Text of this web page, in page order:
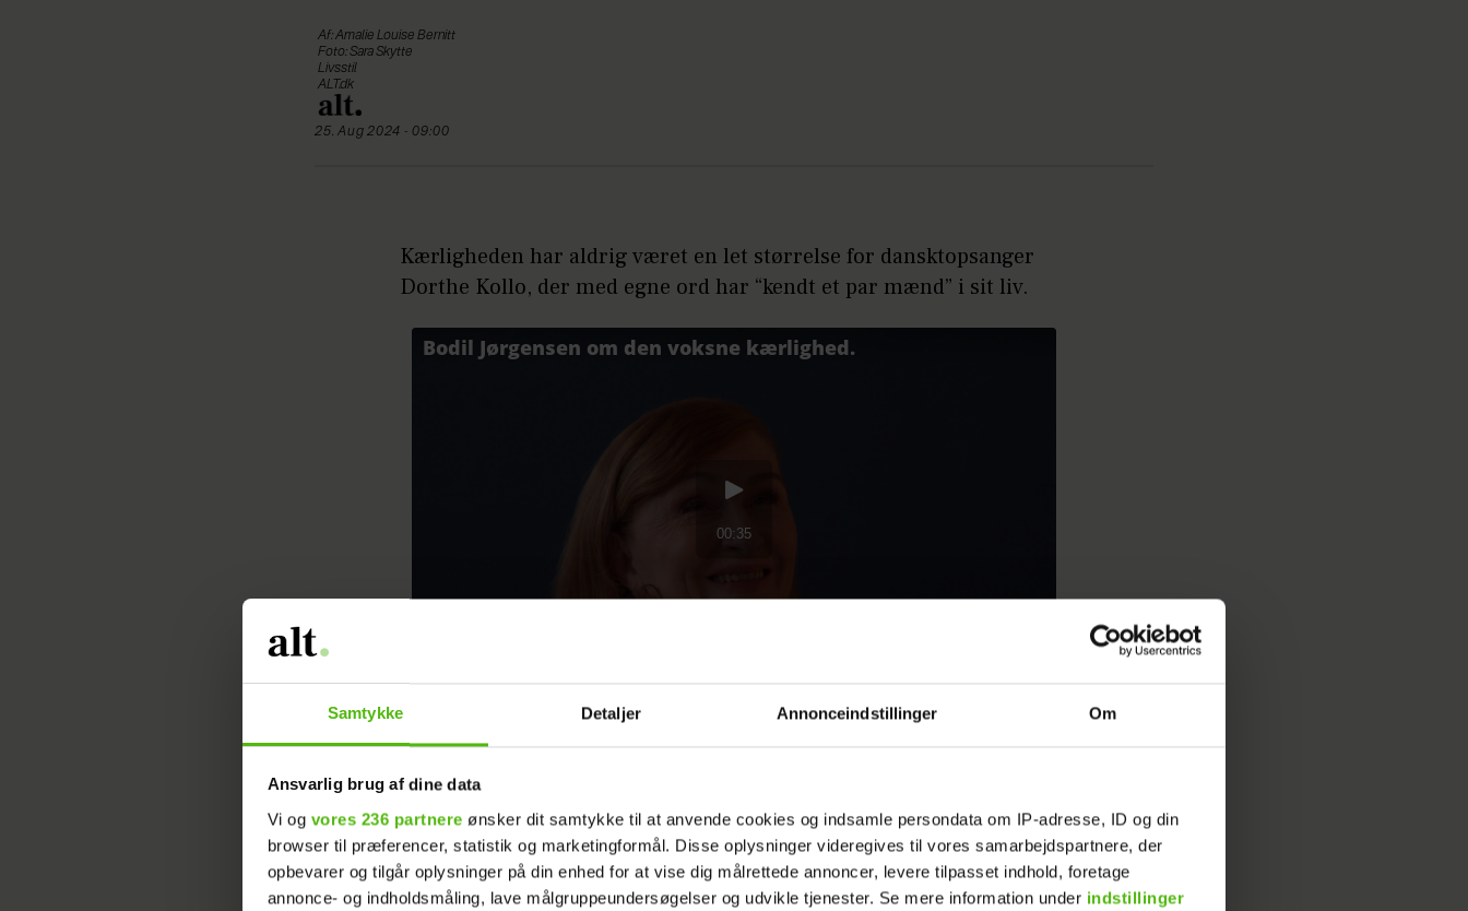
Samtykke Detaljer Annonceindstillinger Om
Ansvarlig brug af dine data
Vi og vores 236 partnere ønsker dit samtykke til at anvende cookies og indsamle persondata om IP-adresse, ID og din
browser til præferencer, statistik og marketingformål. Disse oplysninger videregives til vores samarbejdspartnere, der
opbevarer og tilgår oplysninger på din enhed for at vise dig målrettede annoncer, levere tilpasset indhold, foretage
annonce- og indholdsmåling, lave målgruppeundersøgelser og udvikle tjenester. Se mere information under indstillinger
Af: Amalie Louise Bernitt
Foto: Sara Skytte
Livsstil
ALT.dk
25. Aug 2024 - 09:00
Kærligheden har aldrig været en let størrelse for dansktopsanger
Dorthe Kollo, der med egne ord har “kendt et par mænd” i sit liv.
op for hende. Det fortæller dansktopsangeren i et atort interview
med Hendes Verden.
“Pludselig en dag gik det op for mig: Gud, jeg har giftet mig med en